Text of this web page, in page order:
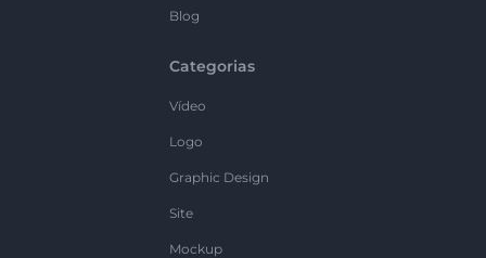
Blog
Categorias
Vídeo
Logo
Graphic Design
Site
Mockup